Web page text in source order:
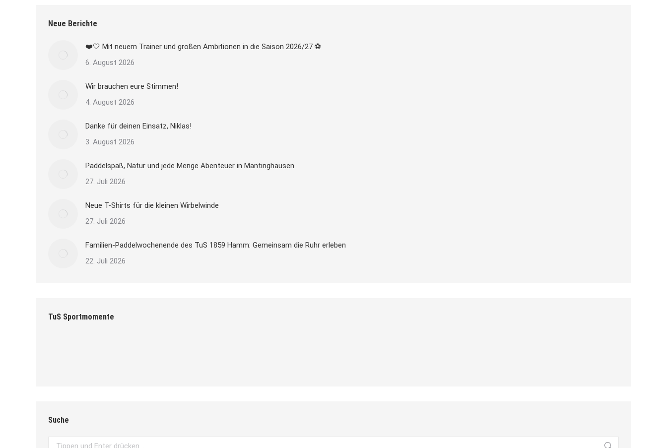
Neue Berichte
❤️🤍 Mit neuem Trainer und großen Ambitionen in die Saison 2026/27 ⚽
6. August 2026
Wir brauchen eure Stimmen!
4. August 2026
Danke für deinen Einsatz, Niklas!
3. August 2026
Paddelspaß, Natur und jede Menge Abenteuer in Mantinghausen
27. Juli 2026
Neue T-Shirts für die kleinen Wirbelwinde
27. Juli 2026
Familien-Paddelwochenende des TuS 1859 Hamm: Gemeinsam die Ruhr erleben
22. Juli 2026
TuS Sportmomente
Suche
Search: